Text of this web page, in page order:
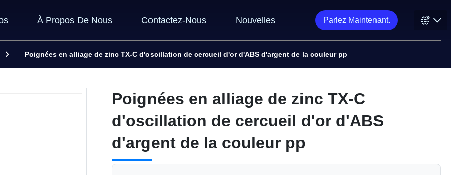
À Propos De Nous Contactez-Nous Nouvelles Parlez Maintenant.
Poignées en alliage de zinc TX-C d'oscillation de cercueil d'or d'ABS d'argent de la couleur pp
Poignées en alliage de zinc TX-C
d'oscillation de cercueil d'or d'ABS
d'argent de la couleur pp